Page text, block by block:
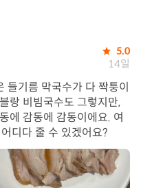
5.0
14일
들기름 막국수가 다 짝퉁이
랑 비빔국수도 그렇지만,
에 감동에 감동이에요. 여
디다 줄 수 있겠어요?